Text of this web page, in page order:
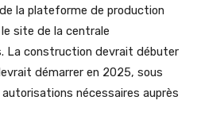
la plateforme de production
site de la centrale
La construction devrait débuter
démarrer en 2025, sous
nécessaires auprès